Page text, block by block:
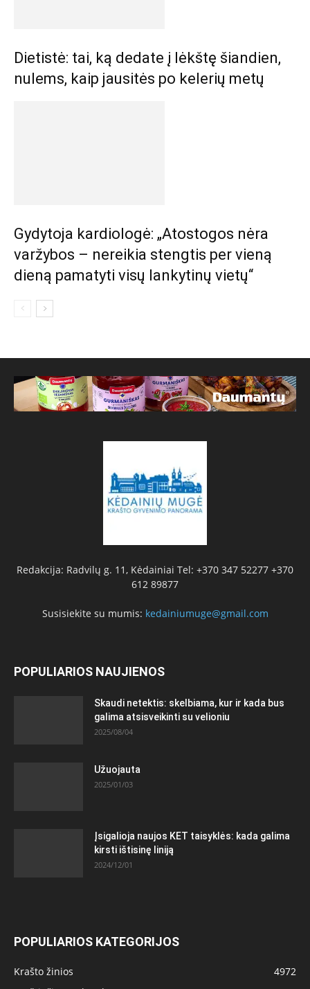
Dietistė: tai, ką dedate į lėkštę šiandien,
nulems, kaip jausitės po kelerių metų
Gydytoja kardiologė: „Atostogos nėra
varžybos – nereikia stengtis per vieną
dieną pamatyti visų lankytinų vietų“
Redakcija: Radvilų g. 11, Kėdainiai Tel: +370 347 52277 +370
612 89877
Susisiekite su mumis: kedainiumuge@gmail.com
POPULIARIOS NAUJIENOS
Skaudi netektis: skelbiama, kur ir kada bus
galima atsisveikinti su velioniu
2025/08/04
Užuojauta
2025/01/03
Įsigalioja naujos KET taisyklės: kada galima
kirsti ištisinę liniją
2024/12/01
POPULIARIOS KATEGORIJOS
Krašto žinios
4972